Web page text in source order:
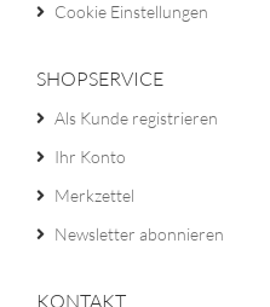
Cookie Einstellungen
SHOPSERVICE
Als Kunde registrieren
Ihr Konto
Merkzettel
Newsletter abonnieren
KONTAKT